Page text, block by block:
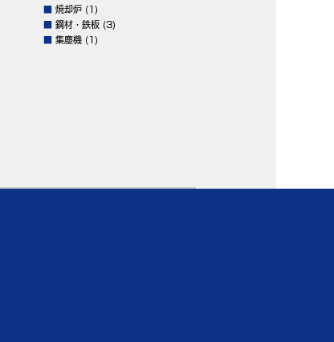
焼却炉 (1)
鋼材・鉄板 (3)
集塵機 (1)